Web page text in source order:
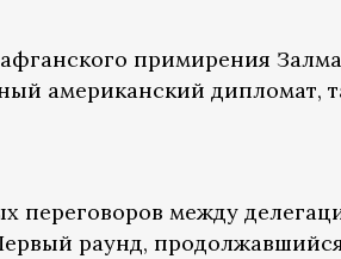
примирения
американский дипломат,
переговоров между
раунд,